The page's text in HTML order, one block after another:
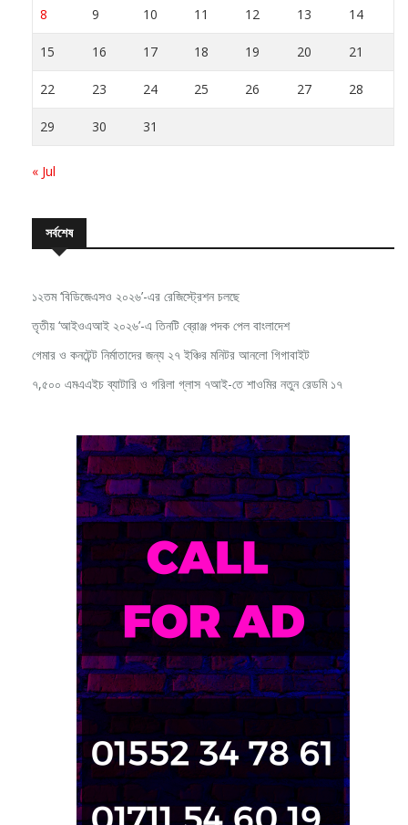
8 9 10 11 12 13 14
15 16 17 18 19 20 21
22 23 24 25 26 27 28
29 30 31
« Jul
সর্বশেষ
১২তম ‘বিডিজেএসও ২০২৬’-এর রেজিস্ট্রেশন চলছে
তৃতীয় ‘আইওএআই ২০২৬’-এ তিনটি ব্রোঞ্জ পদক পেল বাংলাদেশ
গেমার ও কনটেন্ট নির্মাতাদের জন্য ২৭ ইঞ্চির মনিটর আনলো গিগাবাইট
৭,৫০০ এমএএইচ ব্যাটারি ও গরিলা গ্লাস ৭আই-তে শাওমির নতুন রেডমি ১৭